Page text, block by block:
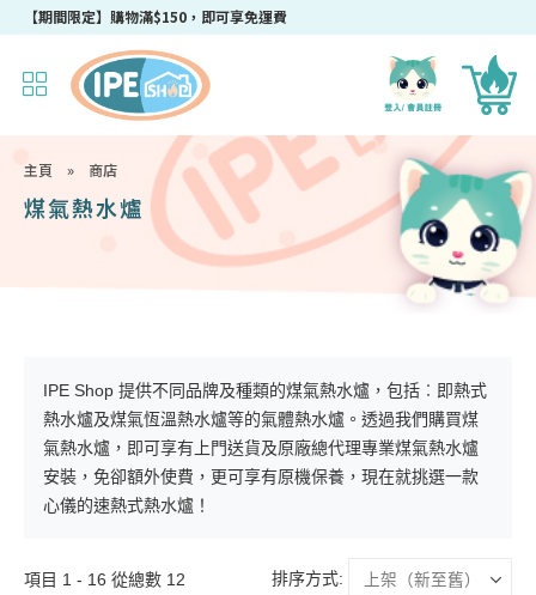
【期間限定】購物滿$150，即可享免運費
主頁 » 商店
煤氣熱水爐
IPE Shop 提供不同品牌及種類的煤氣熱水爐，包括︰即熱式
熱水爐及煤氣恆溫熱水爐等的氣體熱水爐。透過我們購買煤
氣熱水爐，即可享有上門送貨及原廠總代理專業煤氣熱水爐
安裝，免卻額外使費，更可享有原機保養，現在就挑選一款
心儀的速熱式熱水爐！
項目 1 - 16 從總數 12 排序方式: